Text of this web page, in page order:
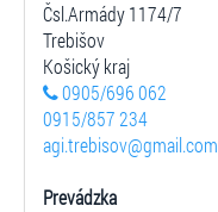
Čsl.Armády 1174/7
Trebišov
Košický kraj
0905/696 062
0915/857 234
agi.trebisov@gmail.com
Prevádzka